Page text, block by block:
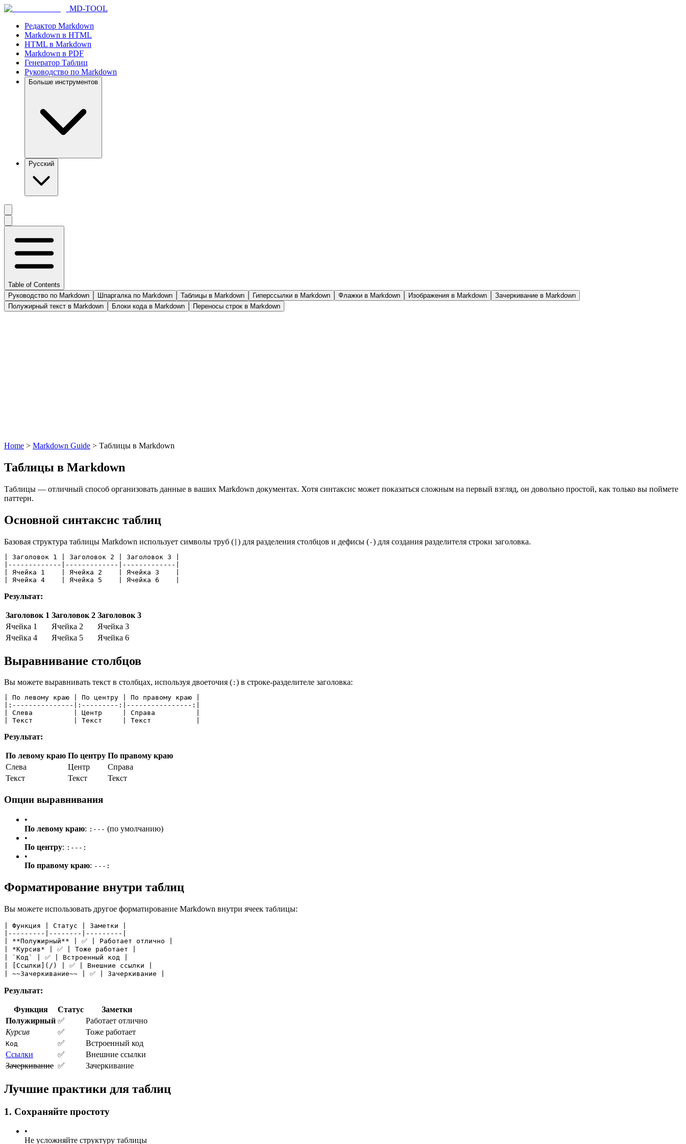
MD-TOOL
Редактор Markdown
Markdown в HTML
HTML в Markdown
Markdown в PDF
Генератор Таблиц
Руководство по Markdown
Больше инструментов
Русский
Table of Contents
Руководство по Markdown
Шпаргалка по Markdown Таблицы в Markdown Гиперссылки в Markdown Флажки в Markdown Изображения в Markdown
Зачеркивание в Markdown
Полужирный текст в Markdown
Блоки кода в Markdown Переносы строк в Markdown
Home > Markdown Guide > Таблицы в Markdown
Таблицы в Markdown
Таблицы — отличный способ организовать данные в ваших Markdown документах. Хотя синтаксис может показаться сложным на первый взгляд, он довольно простой, как только вы поймете
паттерн.
Основной синтаксис таблиц
Базовая структура таблицы Markdown использует символы труб ( ) для разделения столбцов и дефисы (-) для создания разделителя строки заголовка.
| Заголовок 1 | Заголовок 2 | Заголовок 3 |
|-------------|-------------|-------------|
| Ячейка 1    | Ячейка 2    | Ячейка 3    |
| Ячейка 4    | Ячейка 5    | Ячейка 6    |
Результат:
Заголовок 1 Заголовок 2 Заголовок 3
Ячейка 1
Ячейка 2
Ячейка 3
Ячейка 4
Ячейка 5 Ячейка 6
Выравнивание столбцов
Вы можете выравнивать текст в столбцах, используя двоеточия ( : ) в строке-разделителе заголовка:
| По левому краю | По центру | По правому краю |
|:---------------|:---------:|----------------:|
| Слева          | Центр     | Справа          |
| Текст          | Текст     | Текст           |
Результат:
По левому краю По центру По правому краю
Слева
Центр
Справа
Текст
Текст Текст
Опции выравнивания
•
По левому краю: :--- (по умолчанию)
•
По центру: :---:
•
По правому краю: ---:
Форматирование внутри таблиц
Вы можете использовать другое форматирование Markdown внутри ячеек таблицы:
| Функция | Статус | Заметки |
|---------|--------|---------|
| **Полужирный** | ✅ | Работает отлично |
| *Курсив* | ✅ | Тоже работает |
| `Код` | ✅ | Встроенный код |
| [Ссылки](/) | ✅ | Внешние ссылки |
| ~~Зачеркивание~~ | ✅ | Зачеркивание |
Результат:
Функция Статус
Заметки
Полужирный ✅
Работает отлично
Курсив
✅ Тоже работает
Код ✅
Встроенный код
Ссылки
✅
Внешние ссылки
Зачеркивание ✅ Зачеркивание
Лучшие практики для таблиц
1. Сохраняйте простоту
•
Не усложняйте структуру таблицы